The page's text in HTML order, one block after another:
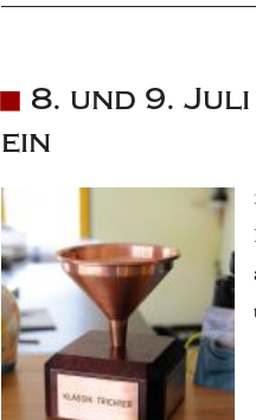
8. und 9.
ein